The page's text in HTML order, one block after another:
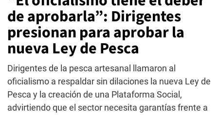
de aprobarla”: Dirigentes
presionan para aprobar la
nueva Ley de Pesca
Dirigentes de la pesca artesanal llamaron al
oficialismo a respaldar sin dilaciones la nueva Ley de
Pesca y la creación de una Plataforma Social,
advirtiendo que el sector necesita garantías frente a